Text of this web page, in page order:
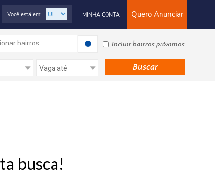
Quero Anunciar
MINHA CONTA
Você está em:
bairros Incluir bairros próximos
busca!